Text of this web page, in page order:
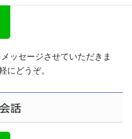
ッセージさせていただきま
にどうぞ。
話